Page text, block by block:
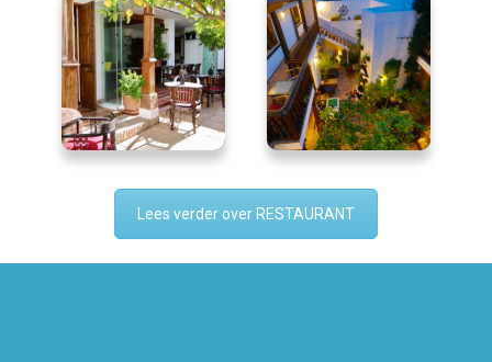
Lees verder over RESTAURANT